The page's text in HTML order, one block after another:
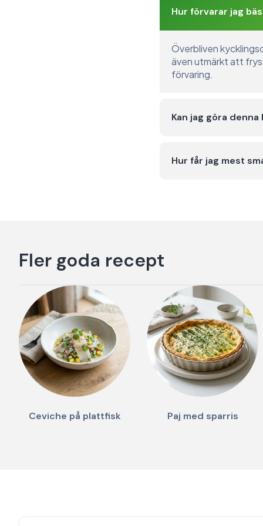
Hur förvarar jag
Överbliven
även utmärkt att
förvaring.
Kan jag göra
Hur får jag mest
Fler goda recept
Ceviche på plattfisk Paj med sparris